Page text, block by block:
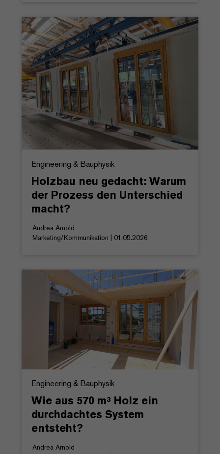
Engineering & Bauphysik
Holzbau neu gedacht: Warum
der Prozess den Unterschied
macht?
Andrea Arnold
Marketing/Kommunikation | 01.05.2026
Engineering & Bauphysik
Wie aus 570 m³ Holz ein
durchdachtes System
entsteht?
Andrea Arnold